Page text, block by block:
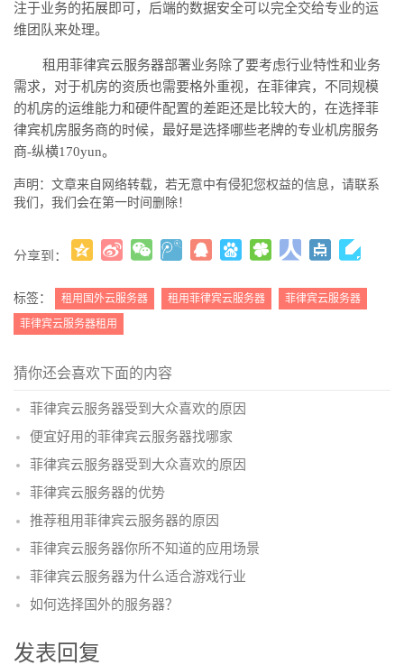
注于业务的拓展即可，后端的数据安全可以完全交给专业的运
维团队来处理。
租用菲律宾云服务器部署业务除了要考虑行业特性和业务
需求，对于机房的资质也需要格外重视，在菲律宾，不同规模
的机房的运维能力和硬件配置的差距还是比较大的，在选择菲
律宾机房服务商的时候，最好是选择哪些老牌的专业机房服务
商-纵横170yun。
声明：文章来自网络转载，若无意中有侵犯您权益的信息，请联系
我们，我们会在第一时间删除！
分享到：
( )
标签： 租用国外云服务器 租用菲律宾云服务器
菲律宾云服务器
菲律宾云服务器租用
猜你还会喜欢下面的内容
菲律宾云服务器受到大众喜欢的原因
便宜好用的菲律宾云服务器找哪家
菲律宾云服务器受到大众喜欢的原因
菲律宾云服务器的优势
推荐租用菲律宾云服务器的原因
菲律宾云服务器你所不知道的应用场景
菲律宾云服务器为什么适合游戏行业
如何选择国外的服务器？
发表回复